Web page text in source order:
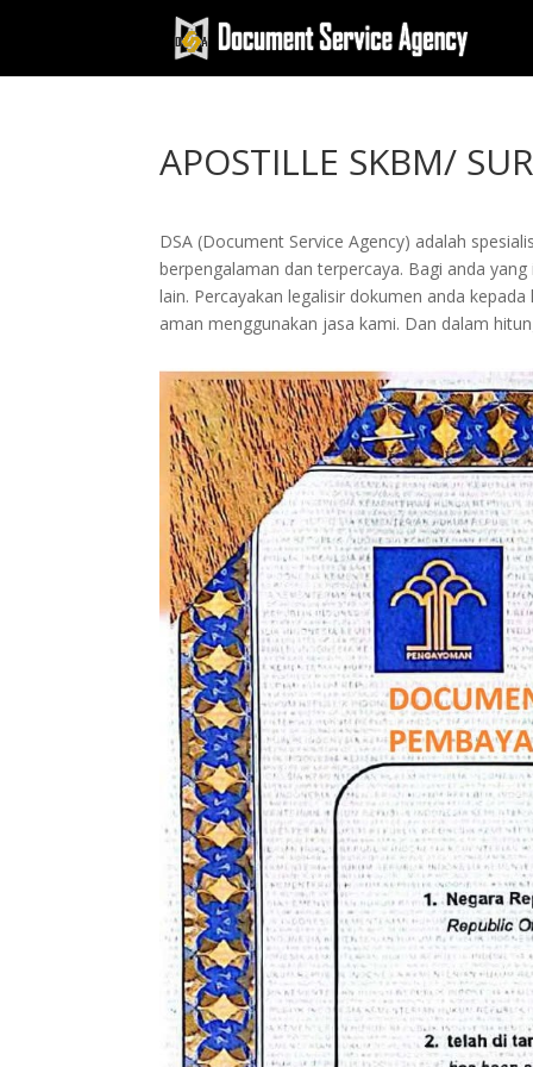
APOSTILLE SKBM/
DSA (Document Service Agency) adalah
berpengalaman dan terpercaya. Bagi anda
lain. Percayakan legalisir dokumen anda
aman menggunakan jasa kami. Dan dalam